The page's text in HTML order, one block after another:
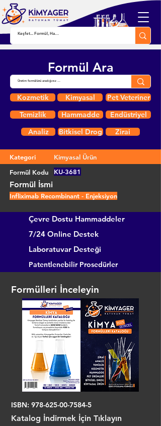
Formül Ara
Kozmetik Kimyasal
Pet Veteriner
Temizlik
Hammadde
Endüstriyel
Analiz
Bitkisel Drog Zirai
Kategori
Kimyasal Ürün
Formül Kodu
KU-3681
Formül İsmi
Infliximab Recombinant - Enjeksiyon
Çevre Dostu Hammaddeler
7/24 Online Destek
Laboratuvar Desteği
Patentlenebilir Prosedürler
Formülleri İnceleyin
ISBN: 978-625-00-7584-5
Katalog İndirmek İçin Tıklayın